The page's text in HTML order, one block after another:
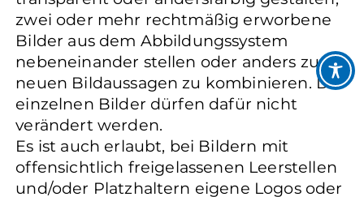
zwei oder mehr rechtmäßig erworbene
Bilder aus dem Abbildungssystem
nebeneinander stellen oder anders zu
neuen Bildaussagen zu kombinieren. Die
einzelnen Bilder dürfen dafür nicht
verändert werden.
Es ist auch erlaubt, bei Bildern mit
offensichtlich freigelassenen Leerstellen
und/oder Platzhaltern eigene Logos oder